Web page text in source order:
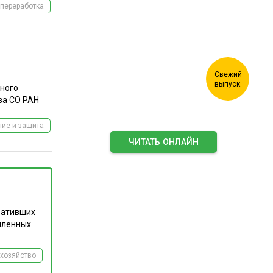
СО РАН
и защита
ЧИТАТЬ ОНЛАЙН